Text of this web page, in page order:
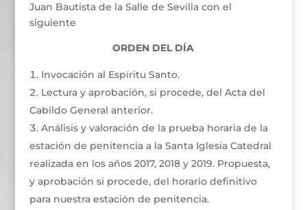
Juan Bautista de la Salle de Sevilla con el
siguiente
ORDEN DEL DÍA
Invocación al Espíritu Santo.
Lectura y aprobación, si procede, del Acta del
Cabildo General anterior.
Análisis y valoración de la prueba horaria de la
estación de penitencia a la Santa Iglesia Catedral
realizada en los años 2017, 2018 y 2019. Propuesta,
y aprobación si procede, del horario definitivo
para nuestra estación de penitencia.